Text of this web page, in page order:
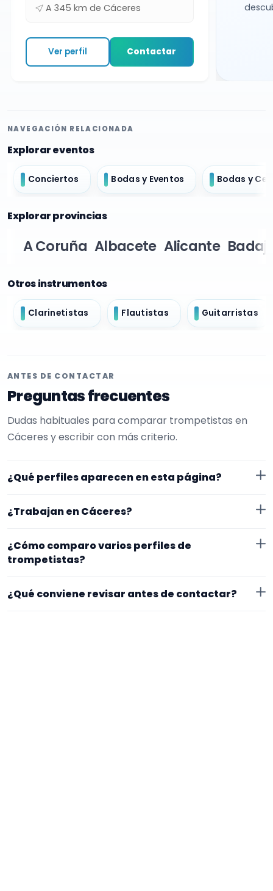
A 345 km de Cáceres
Ver perfil Contactar
NAVEGACIÓN RELACIONADA
Explorar eventos
Conciertos Bodas y Eventos Bodas y
Explorar provincias
A Coruña Albacete Alicante
Otros instrumentos
Clarinetistas Flautistas Guitarristas
ANTES DE CONTACTAR
Preguntas frecuentes
Dudas habituales para comparar trompetistas en
Cáceres y escribir con más criterio.
¿Qué perfiles aparecen en esta página?
EncuentraMúsico. Además, la página se centra en
¿Trabajan en Cáceres?
en Cáceres. Aun así, conviene confirmar lugar exacto,
cerrar nada.
¿Cómo comparo varios perfiles de
trompetistas?
Compara especialidad principal, experiencia, vídeos o
audios, ubicación y claridad del perfil. Un mensaje
¿Qué conviene revisar antes de contactar?